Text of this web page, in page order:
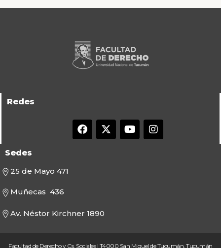
Redes
Sedes
25 de Mayo 471
Muñecas 436
Av. Néstor Kirchner 1890
Facultad de Derecho y Cs. Sociales | T4000 San Miguel de Tucumán, Tucumán